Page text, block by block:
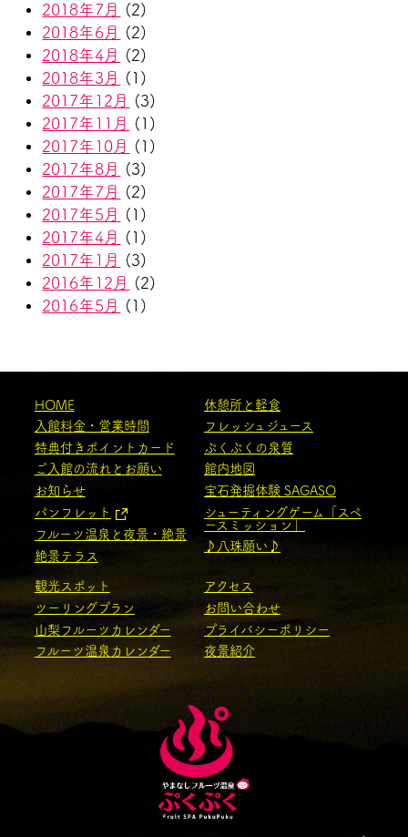
2018年7月
(2)
2018年6月
(2)
2018年4月
(2)
2018年3月
(1)
2017年12月
(3)
2017年11月
(1)
2017年10月
(1)
2017年8月
(3)
2017年7月
(2)
2017年5月
(1)
2017年4月
(1)
2017年1月
(3)
2016年12月
(2)
2016年5月
(1)
HOME
入館料金・営業時間
特典付きポイントカード
ご入館の流れとお願い
お知らせ
パンフレット
フルーツ温泉と夜景・絶景
絶景テラス
休憩所と軽食
フレッシュジュース
ぷくぷくの泉質
館内地図
宝石発掘体験 SAGASO
シューティングゲーム「スペ
ースミッション」
♪八珠願い♪
観光スポット
ツーリングプラン
山梨フルーツカレンダー
フルーツ温泉カレンダー
アクセス
お問い合わせ
プライバシーポリシー
夜景紹介